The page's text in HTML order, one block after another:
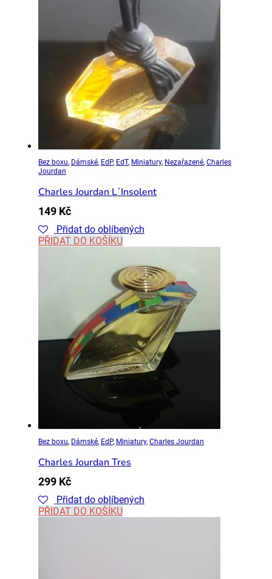
Bez boxu, Dámské, EdP, EdT, Miniatury, Nezařazené, Charles
Jourdan
Charles Jourdan L´Insolent
149 Kč
Přidat do oblíbených
PŘIDAT DO KOŠÍKU
Bez boxu, Dámské, EdP, Miniatury, Charles Jourdan
Charles Jourdan Tres
299 Kč
Přidat do oblíbených
PŘIDAT DO KOŠÍKU